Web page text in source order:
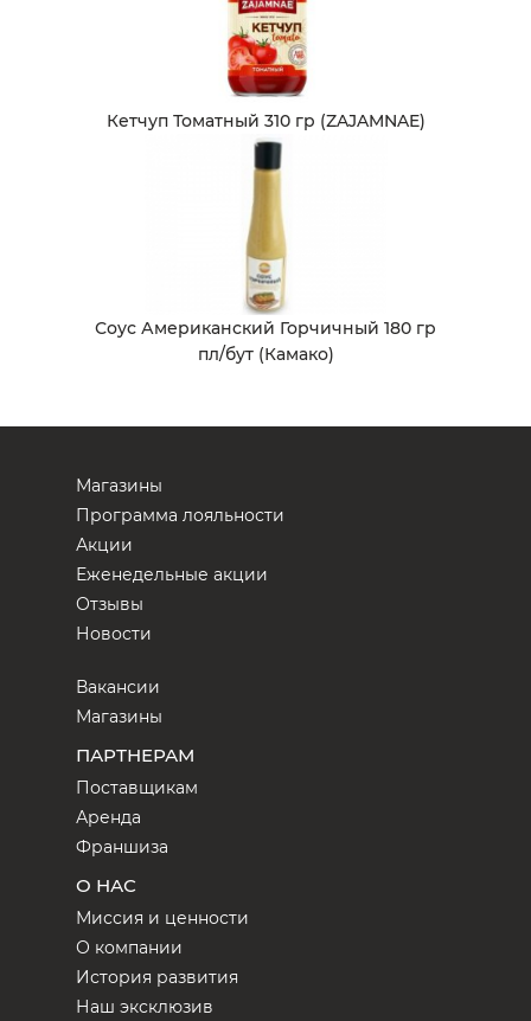
Кетчуп Томатный 310 гр (ZAJAMNAE)
Соус Американский Горчичный 180 гр
пл/бут (Камако)
Магазины
Программа лояльности
Акции
Еженедельные акции
Отзывы
Новости
Вакансии
Магазины
ПАРТНЕРАМ
Поставщикам
Аренда
Франшиза
О НАС
Миссия и ценности
О компании
История развития
Наш эксклюзив